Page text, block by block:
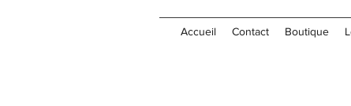
Accueil Contact Boutique